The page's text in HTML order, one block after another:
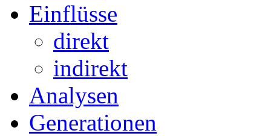
Einflüsse
direkt
indirekt
Analysen
Generationen